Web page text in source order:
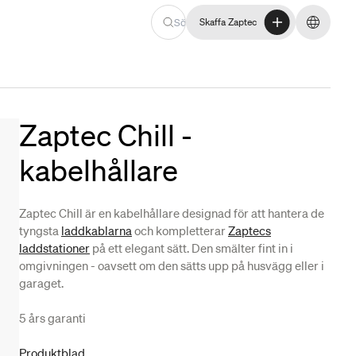
Skaffa Zaptec
Skaffa Zaptec
Byt
Zaptec Chill -
kabelhållare
Zaptec Chill är en kabelhållare designad för att hantera de
tyngsta laddkablarna och kompletterarZaptecs
laddstationerpå ett elegant sätt. Den smälter fint in i
omgivningen - oavsett om den sätts upp på husvägg eller i
garaget.
5 års garanti